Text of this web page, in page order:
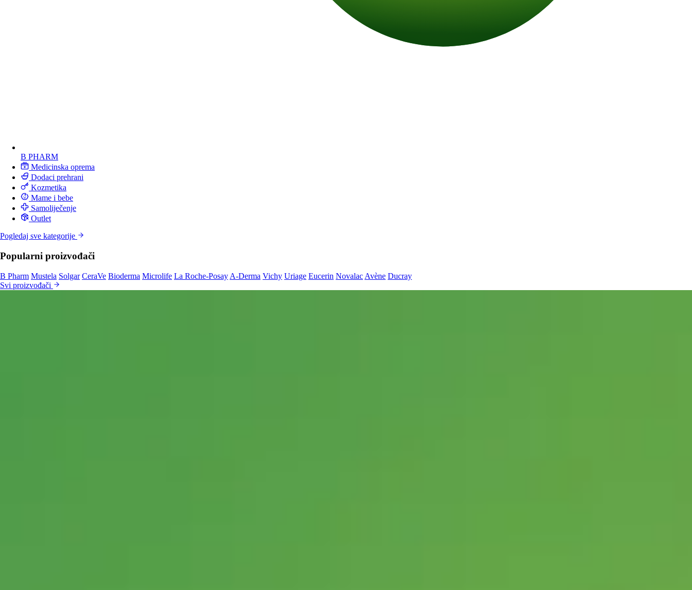
B PHARM
Medicinska oprema
Dodaci prehrani
Kozmetika
Mame i bebe
Samoliječenje
Outlet
Pogledaj sve kategorije
Popularni proizvođači
B Pharm Mustela Solgar CeraVe Bioderma Microlife La Roche-Posay A-Derma Vichy Uriage Eucerin Novalac Avène Ducray
Svi proizvođači